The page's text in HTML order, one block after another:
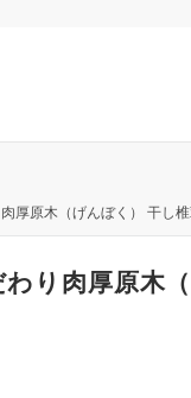
厚原木（げんぼく） 干し椎
り肉厚原木